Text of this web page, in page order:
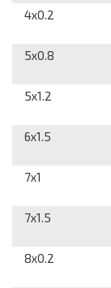
4x0.2
5x0.8
5x1.2
6x1.5
7x1
7x1.5
8x0.2